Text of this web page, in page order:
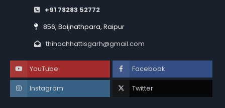
+91 78283 52772
856, Baijnathpara, Raipur
thihachhattisgarh@gmail.com
YouTube Facebook
Instagram Twitter